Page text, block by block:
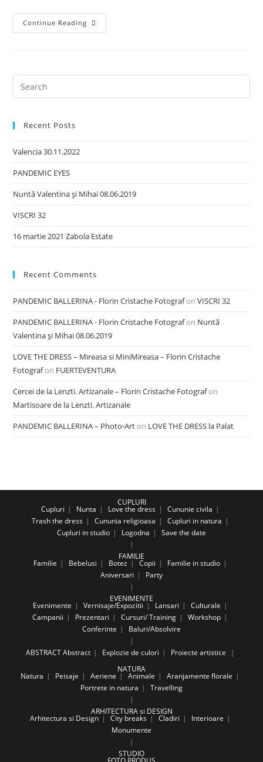
Continue Reading
Recent Posts
Valencia 30.11.2022
PANDEMIC EYES
Nuntă Valentina şi Mihai 08.06.2019
VISCRI 32
16 martie 2021 Zabola Estate
Recent Comments
PANDEMIC BALLERINA - Florin Cristache FotografonVISCRI 32
PANDEMIC BALLERINA - Florin Cristache Fotografon Nuntă
Valentina şi Mihai 08.06.2019
LOVE THE DRESS – Mireasa si MiniMireasa – Florin Cristache
Fotografon FUERTEVENTURA
Cercei de la Lenzti. Artizanale – Florin Cristache Fotografon
Martisoare de la Lenzti. Artizanale
PANDEMIC BALLERINA – Photo-Arton LOVE THE DRESS la Palat
CUPLURI
Cupluri Nunta Love the dress
Cununie civila
Trash the dress
Cununia religioasa
Cupluri in natura
Cupluri in studio
Logodna Save the date
FAMILIE
Familie Bebelusi Botez Copii
Familie in studio
Aniversari
Party
EVENIMENTE
Evenimente Vernisaje/Expozitii Lansari
Culturale
Campanii
Prezentari Cursuri/ Training
Workshop
Conferinte
Baluri/Absolvire
ABSTRACT Abstract Explozie de culori
Proiecte artistice
NATURA
Natura Peisaje Aeriene Animale
Aranjamente florale
Portrete in natura
Travelling
ARHITECTURA si DESIGN
Arhitectura si Design City breaks Cladiri
Interioare
Monumente
STUDIO